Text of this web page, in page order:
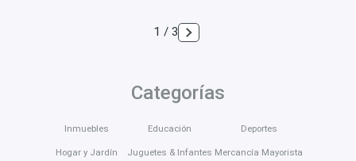
1 / 3
Categorías
Inmuebles
Hogar y Jardín
Educación
Juguetes & Infantes
Deportes
Mercancía Mayorista